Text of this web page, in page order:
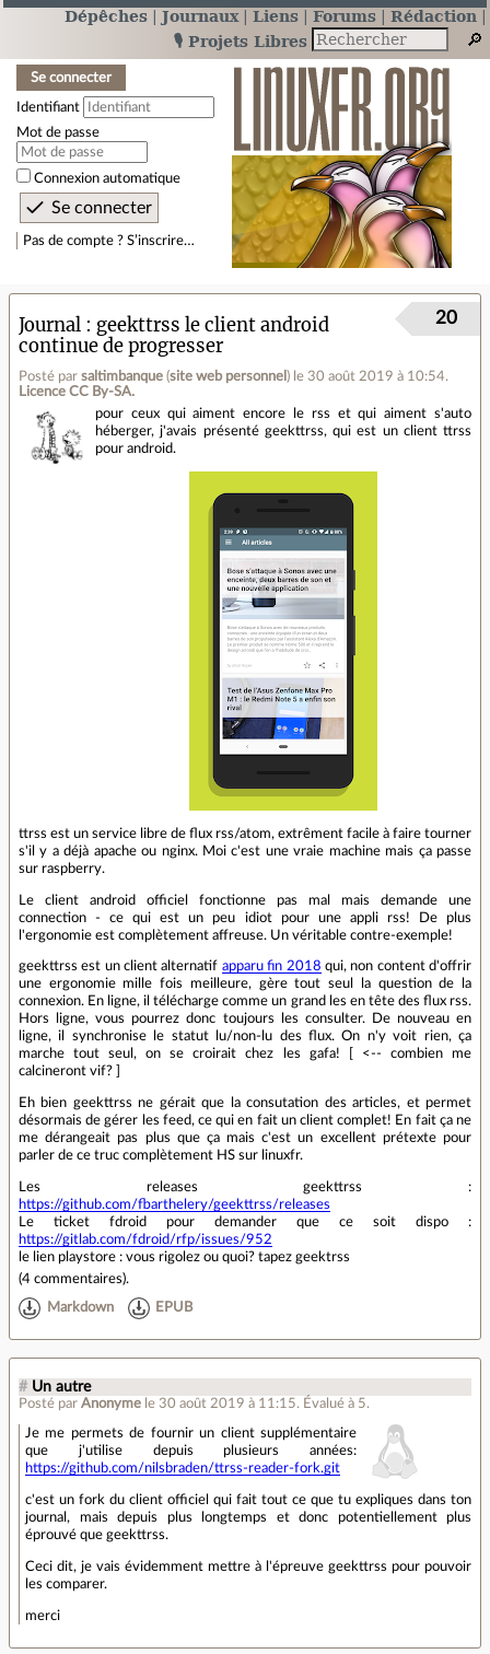
Dépêches Journaux Liens Forums
Rédaction
🎙️ Projets Libres
Se connecter
Identifiant
Mot de passe
Connexion automatique
Pas de compte ? S’inscrire…
Journal
geekttrss le client android
continue de progresser
Posté par saltimbanque (site web personnel ) le 30 août 2019 à 10:54.
Licence CC By‑SA.
20
pour ceux qui aiment encore le rss et qui aiment s'auto
héberger, j'avais présenté geekttrss, qui est un client ttrss
pour android.
ttrss est un service libre de flux rss/atom, extrêment facile à faire tourner
s'il y a déjà apache ou nginx. Moi c'est une vraie machine mais ça passe
sur raspberry.
Le client android officiel fonctionne pas mal mais demande une
connection - ce qui est un peu idiot pour une appli rss! De plus
l'ergonomie est complètement affreuse. Un véritable contre-exemple!
geekttrss est un client alternatif apparu fin 2018 qui, non content d'offrir
une ergonomie mille fois meilleure, gère tout seul la question de la
connexion. En ligne, il télécharge comme un grand les en tête des flux rss.
Hors ligne, vous pourrez donc toujours les consulter. De nouveau en
ligne, il synchronise le statut lu/non-lu des flux. On n'y voit rien, ça
marche tout seul, on se croirait chez les gafa! [ <-- combien me
calcineront vif? ]
Eh bien geekttrss ne gérait que la consutation des articles, et permet
désormais de gérer les feed, ce qui en fait un client complet! En fait ça ne
me dérangeait pas plus que ça mais c'est un excellent prétexte pour
parler de ce truc complètement HS sur linuxfr.
Les releases geekttrss :
https://github.com/fbarthelery/geekttrss/releases
Le ticket fdroid pour demander que ce soit dispo :
https://gitlab.com/fdroid/rfp/issues/952
le lien playstore : vous rigolez ou quoi? tapez geektrss
(4 commentaires).
Markdown EPUB
# Un autre
Posté par Anonyme le 30 août 2019 à 11:15. Évalué à 5.
Je me permets de fournir un client supplémentaire
que j'utilise depuis plusieurs années:
https://github.com/nilsbraden/ttrss-reader-fork.git
c'est un fork du client officiel qui fait tout ce que tu expliques dans ton
journal, mais depuis plus longtemps et donc potentiellement plus
éprouvé que geekttrss.
Ceci dit, je vais évidemment mettre à l'épreuve geekttrss pour pouvoir
les comparer.
merci